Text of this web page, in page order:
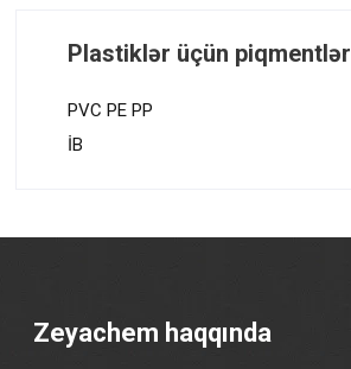
Plastiklər üçün piqmentlər
PVC PE PP
İB
Zeyachem haqqında